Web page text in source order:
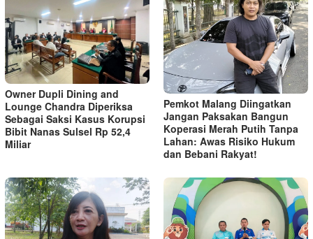
Owner Dupli Dining and
Lounge Chandra Diperiksa
Sebagai Saksi Kasus Korupsi
Bibit Nanas Sulsel Rp 52,4
Miliar
Pemkot Malang Diingatkan
Jangan Paksakan Bangun
Koperasi Merah Putih Tanpa
Lahan: Awas Risiko Hukum
dan Bebani Rakyat!